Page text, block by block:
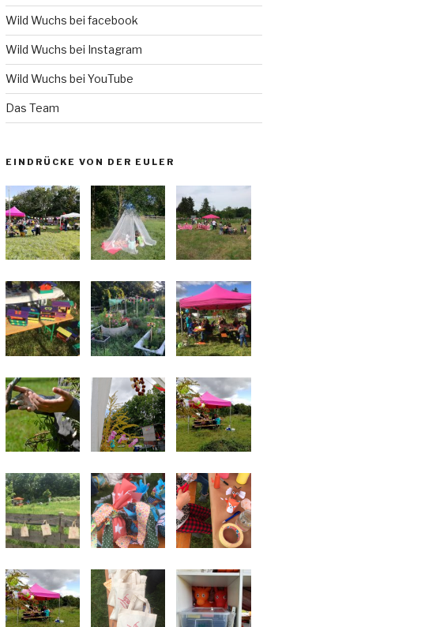
Wild Wuchs bei facebook
Wild Wuchs bei Instagram
Wild Wuchs bei YouTube
Das Team
EINDRÜCKE VON DER EULER